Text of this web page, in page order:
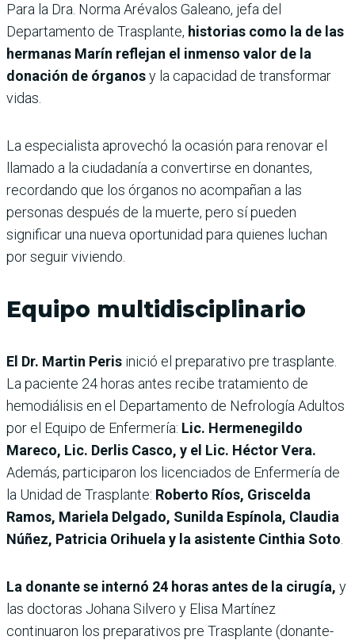
Para la Dra. Norma Arévalos Galeano, jefa del
Departamento de Trasplante, historias como la de las
hermanas Marín reflejan el inmenso valor de la
donación de órganosy la capacidad de transformar
vidas.
La especialista aprovechó la ocasión para renovar el
llamado a la ciudadanía a convertirse en donantes,
recordando que los órganos no acompañan a las
personas después de la muerte, pero sí pueden
significar una nueva oportunidad para quienes luchan
por seguir viviendo.
Equipo multidisciplinario
El Dr. Martin Peris inició el preparativo pre trasplante.
La paciente 24 horas antes recibe tratamiento de
hemodiálisis en el Departamento de Nefrología Adultos
por el Equipo de Enfermería: Lic. Hermenegildo
Mareco, Lic. Derlis Casco, y el Lic. Héctor Vera.
Además, participaron los licenciados de Enfermería de
la Unidad de Trasplante: Roberto Ríos, Griscelda
Ramos, Mariela Delgado, Sunilda Espínola, Claudia
Núñez, Patricia Orihuela y la asistente Cinthia Soto.
La donante se internó 24 horas antes de la cirugía, y
las doctoras Johana Silvero y Elisa Martínez
continuaron los preparativos pre Trasplante (donante-